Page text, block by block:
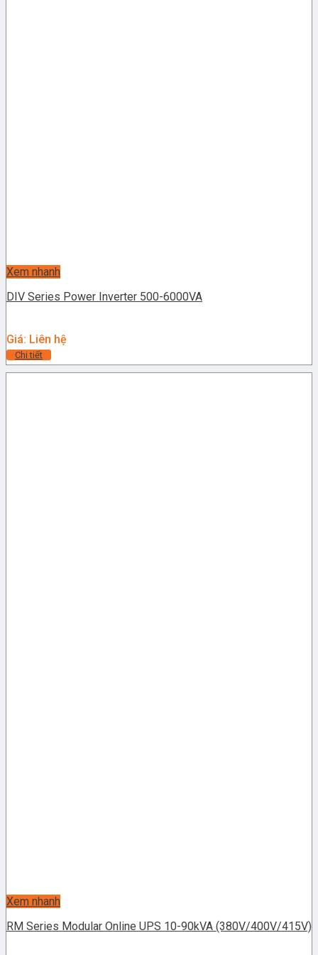
Xem nhanh
DIV Series Power Inverter 500-6000VA
Giá: Liên hệ
Chi tiết
Xem nhanh
RM Series Modular Online UPS 10-90kVA (380V/400V/415V)